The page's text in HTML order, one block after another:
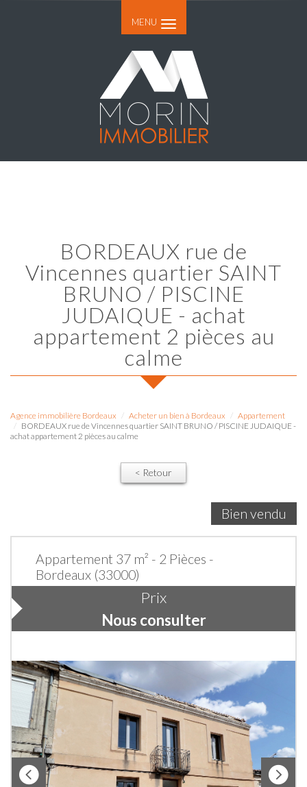
MENU
BORDEAUX rue de
Vincennes quartier SAINT
BRUNO / PISCINE
JUDAIQUE - achat
appartement 2 pièces au
calme
Agence immobilière Bordeaux Acheter un bien à Bordeaux
Appartement
BORDEAUX rue de Vincennes quartier SAINT BRUNO / PISCINE JUDAIQUE -
achat appartement 2 pièces au calme
< Retour
Bien vendu
Appartement 37 m² - 2 Pièces -
Bordeaux (33000)
Prix
Nous consulter